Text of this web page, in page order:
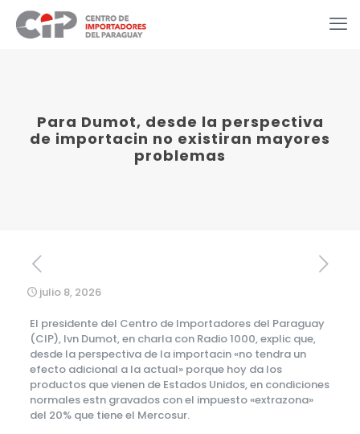
Para Dumot, desde la perspectiva
de importacin no existiran mayores
problemas
julio 8, 2026
El presidente del Centro de Importadores del Paraguay
(CIP), Ivn Dumot, en charla con Radio 1000, explic que,
desde la perspectiva de la importacin «no tendra un
efecto adicional a la actual» porque hoy da los
productos que vienen de Estados Unidos, en condiciones
normales estn gravados con el impuesto «extrazona»
del 20% que tiene el Mercosur.